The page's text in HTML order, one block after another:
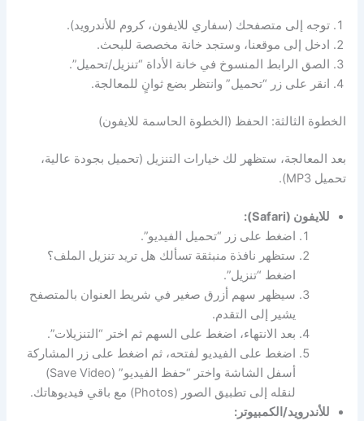
توجه إلى متصفحك (سفاري للايفون، كروم للأندرويد).
ادخل إلى موقعنا، وستجد خانة مخصصة للبحث.
الصق الرابط المنسوخ في خانة الأداة “تنزيل/تحميل”.
انقر على زر “تحميل” وانتظر بضع ثوانٍ للمعالجة.
الخطوة الثالثة: الحفظ (الخطوة الحاسمة للايفون)
بعد المعالجة، ستظهر لك خيارات التنزيل (تحميل بجودة عالية،
تحميل MP3).
للايفون (Safari):
اضغط على زر “تحميل الفيديو”.
ستظهر نافذة منبثقة تسألك هل تريد تنزيل الملف؟
اضغط “تنزيل”.
سيظهر سهم أزرق صغير في شريط العنوان بالمتصفح
يشير إلى التقدم.
بعد الانتهاء، اضغط على السهم ثم اختر “التنزيلات”.
اضغط على الفيديو لفتحه، ثم اضغط على زر المشاركة
أسفل الشاشة واختر “حفظ الفيديو” (Save Video)
لنقله إلى تطبيق الصور (Photos) مع باقي فيديوهاتك.
للأندرويد/الكمبيوتر: